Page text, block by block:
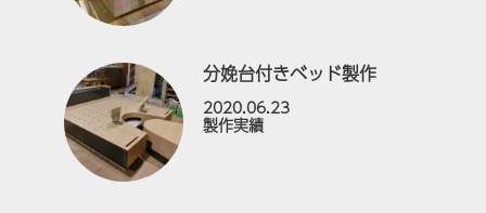
分娩台付きベッド製作
2020.06.23
製作実績